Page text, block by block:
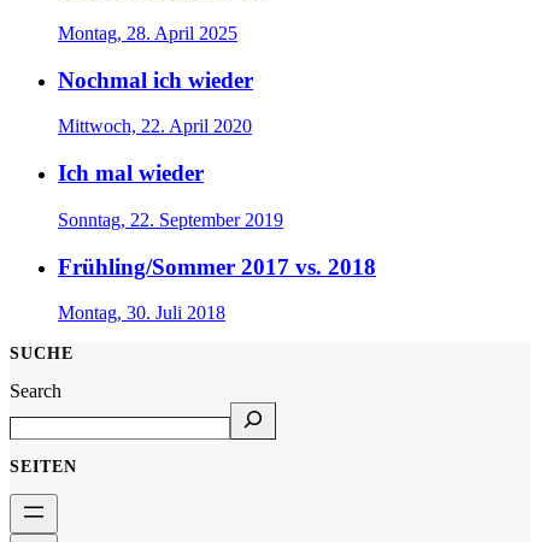
Montag, 28. April 2025
Nochmal ich wieder
Mittwoch, 22. April 2020
Ich mal wieder
Sonntag, 22. September 2019
Frühling/Sommer 2017 vs. 2018
Montag, 30. Juli 2018
SUCHE
Search
SEITEN